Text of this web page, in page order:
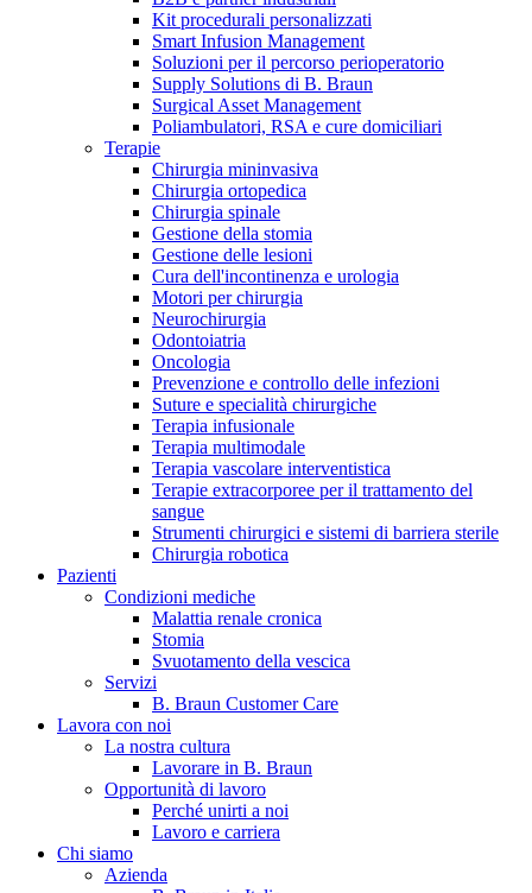
Catalogo prodotti
Trova il prodotto che stai cercando. Visita il catalogo B.
Braun con il nostro portfolio completo.
Hai domande o richieste? Scrivici per entrare subito in
contatto con un nostro referente.
B. Braun in Italia
Scopri chi siamo ed entra nel mondo di B. Braun in Italia: 4
sedi, 4 aziende, più di 700 dipendenti e un Centro di
Eccellenza a livello globale.
Kit procedurali personalizzati
Smart Infusion Management
Soluzioni per il percorso perioperatorio
Supply Solutions di B. Braun
Surgical Asset Management
Poliambulatori, RSA e cure domiciliari
Terapie
Chirurgia mininvasiva
Chirurgia ortopedica
Chirurgia spinale
Gestione della stomia
Gestione delle lesioni
Cura dell'incontinenza e urologia
Motori per chirurgia
Neurochirurgia
Odontoiatria
Oncologia
Prevenzione e controllo delle infezioni
Suture e specialità chirurgiche
Terapia infusionale
Terapia multimodale
Terapia vascolare interventistica
Terapie extracorporee per il trattamento del
sangue
Strumenti chirurgici e sistemi di barriera sterile
Chirurgia robotica
Pazienti
Condizioni mediche
Malattia renale cronica
Stomia
Svuotamento della vescica
Servizi
B. Braun Customer Care
Lavora con noi
La nostra cultura
Lavorare in B. Braun
Opportunità di lavoro
Perché unirti a noi
Lavoro e carriera
Chi siamo
Azienda